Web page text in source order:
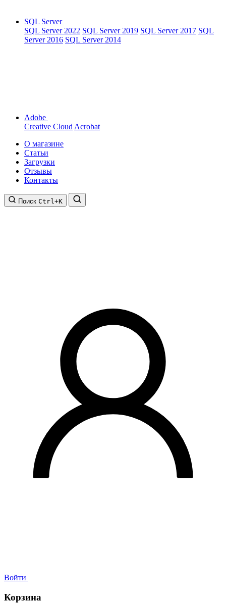
SQL Server
SQL Server 2022 SQL Server 2019 SQL Server 2017 SQL
Server 2016 SQL Server 2014
Adobe
Creative Cloud Acrobat
О магазине
Статьи
Загрузки
Отзывы
Контакты
Поиск Ctrl+K
Войти
Корзина